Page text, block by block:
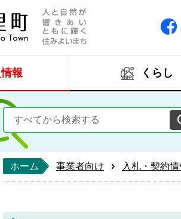
報 くらし
ホーム 事業者向け 入札・契約